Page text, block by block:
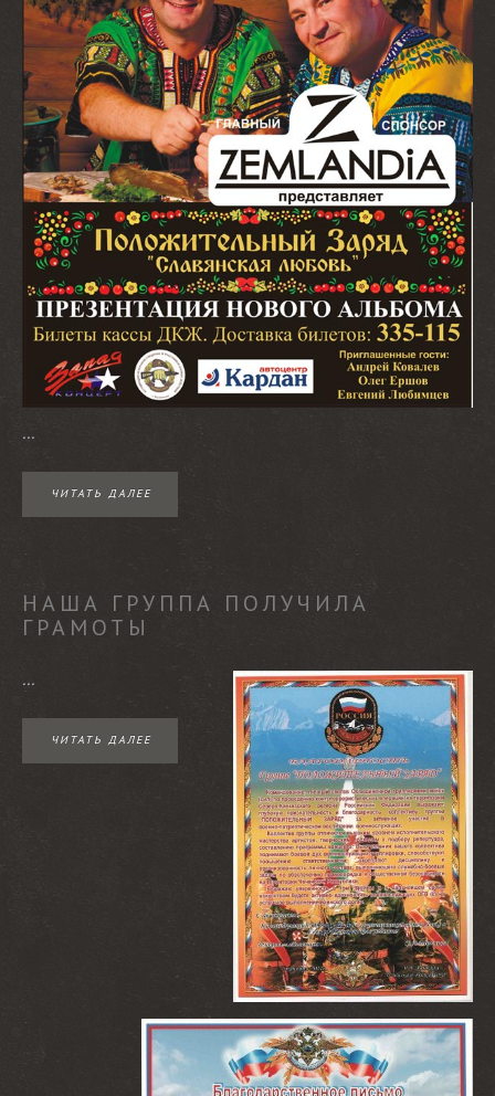
...
ЧИТАТЬ ДАЛЕЕ
НАША ГРУППА ПОЛУЧИЛА
ГРАМОТЫ
...
ЧИТАТЬ ДАЛЕЕ